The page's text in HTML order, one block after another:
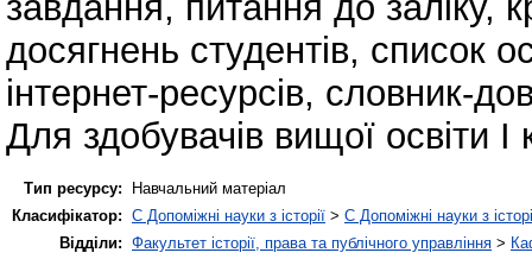
досягнень студентів, список
інтернет-ресурсів, словник-
Для здобувачів вищої освіти І
Тип ресурсу:
Навчальний матеріал
Класифікатор: C Допоміжні науки з історії > C Допоміжні науки з
Відділи: Факультет історії, права та публічного управління >